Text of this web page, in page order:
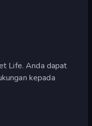
Life. Anda dapat
kepada